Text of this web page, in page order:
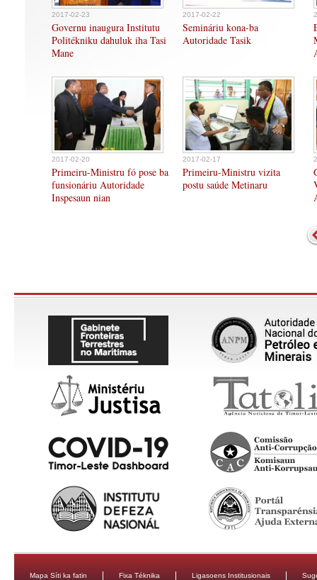
2017-02-23
Governu inaugura Institutu
Politékniku dahuluk iha Tasi
Mane
2017-02-22
Semináriu kona-ba
Autoridade Tasik
2017-02-20
Primeiru-Ministru fó pose ba
funsionáriu Autoridade
Inspesaun nian
2017-02-17
Primeiru-Ministru vizita
postu saúde Metinaru
Mapa Síti ka fatin Fixa Téknika Ligasoens Institusionais